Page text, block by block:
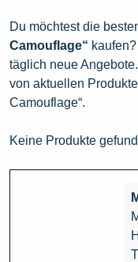
Du möchtest die
Camouflage“
täglich neue
von aktuellen
Camouflage“.
Keine Produkte